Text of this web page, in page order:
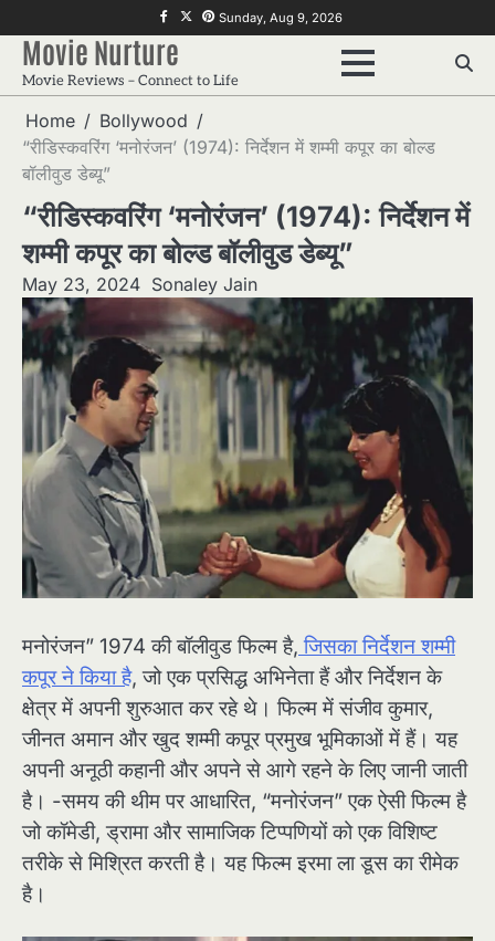
to
content
f twitterpinterest
Sunday, Aug 9, 2026
Movie Nurture
Movie Reviews – Connect to Life
Home
Bollywood
“रीडिस्कवरिंग ‘मनोरंजन’ (1974): निर्देशन में शम्मी कपूर का बोल्ड
बॉलीवुड डेब्यू”
“रीडिस्कवरिंग ‘मनोरंजन’ (1974): निर्देशन में
शम्मी कपूर का बोल्ड बॉलीवुड डेब्यू”
May 23, 2024 Sonaley Jain
मनोरंजन” 1974 की बॉलीवुड फिल्म है, जिसका निर्देशन शम्मी
कपूर ने किया है, जो एक प्रसिद्ध अभिनेता हैं और निर्देशन के
क्षेत्र में अपनी शुरुआत कर रहे थे। फिल्म में संजीव कुमार,
जीनत अमान और खुद शम्मी कपूर प्रमुख भूमिकाओं में हैं। यह
अपनी अनूठी कहानी और अपने से आगे रहने के लिए जानी जाती
है। -समय की थीम पर आधारित, “मनोरंजन” एक ऐसी फिल्म है
जो कॉमेडी, ड्रामा और सामाजिक टिप्पणियों को एक विशिष्ट
तरीके से मिश्रित करती है। यह फिल्म इरमा ला डूस का रीमेक
है।